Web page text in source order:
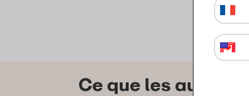
Ce que les autres